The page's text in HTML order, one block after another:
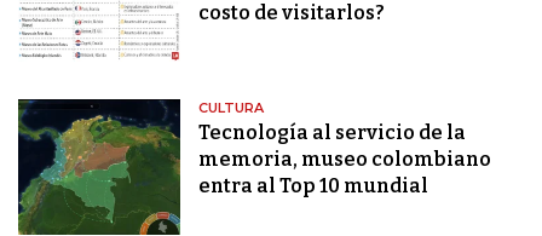
costo de visitarlos?
CULTURA
Tecnología al servicio de la
memoria, museo colombiano
entra al Top 10 mundial